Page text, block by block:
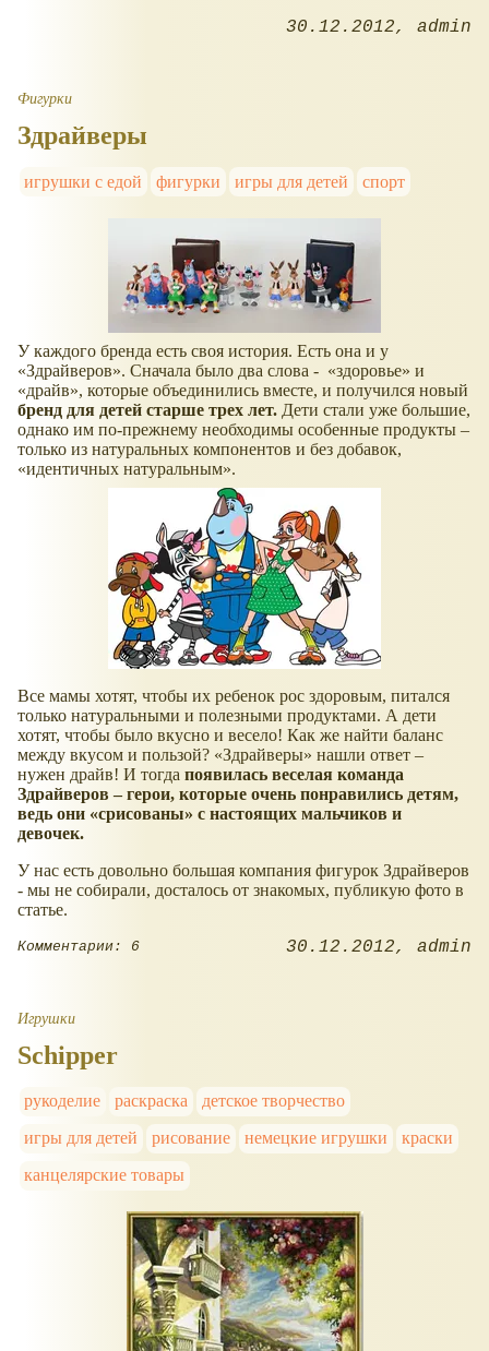
30.12.2012 admin
Фигурки
Здрайверы
игрушки с едой фигурки игры для детей спорт
У каждого бренда есть своя история. Есть она и у
Здрайверов . Сначала было два слова - здоровье
и
драйв , которые объединились вместе, и получился новый
бренд для детей старше трех лет. Дети стали уже большие,
однако им по-прежнему необходимы особенные продукты –
только из натуральных компонентов и без добавок,
идентичных натуральным .
Все мамы хотят, чтобы их ребенок рос здоровым, питался
только натуральными и полезными продуктами. А дети
хотят, чтобы было вкусно и весело! Как же найти баланс
между вкусом и пользой?
Здрайверы
нашли ответ –
нужен драйв! И тогда появилась веселая команда
Здрайверов – герои, которые очень понравились детям,
ведь они
срисованы
с настоящих мальчиков и
девочек.
У нас есть довольно большая компания фигурок Здрайверов
- мы не собирали, досталось от знакомых, публикую фото в
статье.
Комментарии: 6 30.12.2012 admin
Игрушки
Schipper
рукоделие раскраска
детское творчество
игры для детей
рисование немецкие игрушки
краски
канцелярские товары